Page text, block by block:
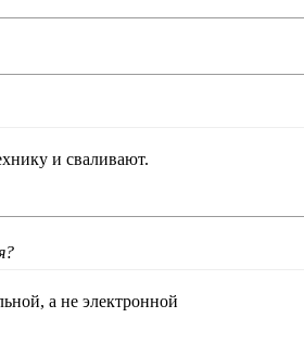
и сваливают.
а не электронной